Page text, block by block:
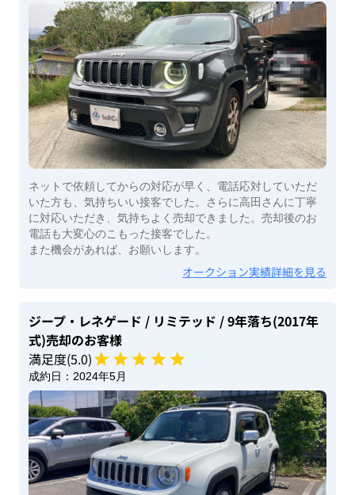
ネットで依頼してからの対応が早く、電話応対していただ
いた方も、気持ちいい接客でした。さらに高田さんに丁寧
に対応いただき、気持ちよく売却できました。売却後のお
電話も大変心のこもった接客でした。
また機会があれば、お願いします。
オークション実績詳細を見る
ジープ・レネゲード / リミテッド / 9年落ち(2017年
式)売却のお客様
満足度(5.0)
成約日： 2024年5月